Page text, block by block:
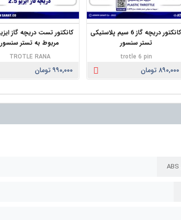
کانکتور دریچه گاز 6 سیم پلاستیکی
تستر سنسور
trotle 6 pin
۸۹۰,۰۰۰ تومان
مربوط به تستر سنسور
TROTLE RANA
۹۹۰,۰۰۰ تومان